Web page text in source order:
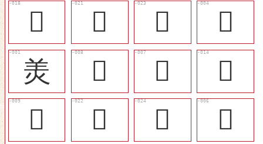
󴥂
󴥄 󴥆
󴤸
羙
󴤼 󴤻
󴤾
󴤽
󴥅 󴥇
󴤺